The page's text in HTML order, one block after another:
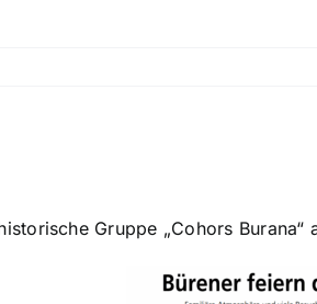
Gruppe „Cohors Burana“